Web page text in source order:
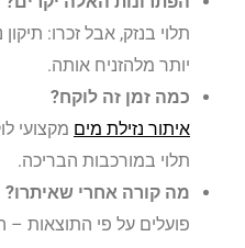
תלוי בנזק, אבל זכרו:
יותר מלהזניח אותה.
כמה זמן זה לוקח?
איתור נזילת מים מקצועי
תלוי במורכבות הבריכה.
מה קורה אחרי שאיתרו?
פועלים על פי התוצאות –